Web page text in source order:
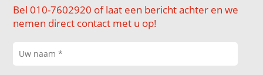
Bel 010-7602920 of laat een bericht achter en we
nemen direct contact met u op!